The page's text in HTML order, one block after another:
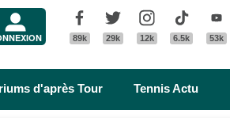
Facebook
89k
Twitter
29k
Instagram
12k
Tik Tok
6.5k 53k
d'après Tour Tennis Actu